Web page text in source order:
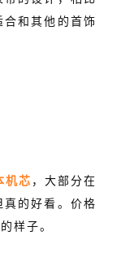
和其他的首饰
机芯 ，大部分在
的好看。价格
样子。